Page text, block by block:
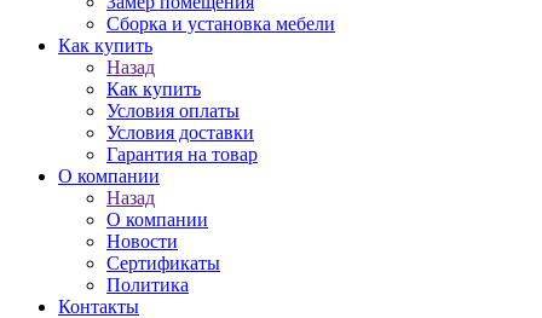
Сборка и установка мебели
Как купить
Назад
Как купить
Условия оплаты
Условия доставки
Гарантия на товар
О компании
Назад
О компании
Новости
Сертификаты
Политика
Контакты